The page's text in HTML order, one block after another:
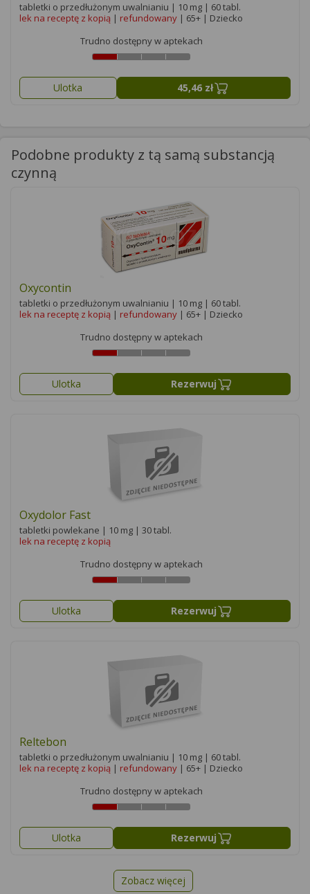
tabletki o przedłużonym uwalnianiu | 10 mg | 60 tabl.
lek na receptę z kopią | refundowany | 65+ | Dziecko
Trudno dostępny w aptekach
Ulotka 45,46 zł
Podobne produkty z tą samą substancją
czynną
Oxycontin
tabletki o przedłużonym uwalnianiu | 10 mg | 60 tabl.
lek na receptę z kopią | refundowany | 65+ | Dziecko
Trudno dostępny w aptekach
Ulotka Rezerwuj
Oxydolor Fast
tabletki powlekane | 10 mg | 30 tabl.
lek na receptę z kopią
Trudno dostępny w aptekach
Ulotka Rezerwuj
Reltebon
tabletki o przedłużonym uwalnianiu | 10 mg | 60 tabl.
lek na receptę z kopią | refundowany | 65+ | Dziecko
Trudno dostępny w aptekach
Ulotka Rezerwuj
Zobacz więcej